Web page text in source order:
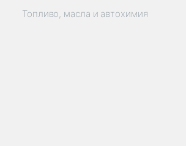
Топливо, масла и автохимия